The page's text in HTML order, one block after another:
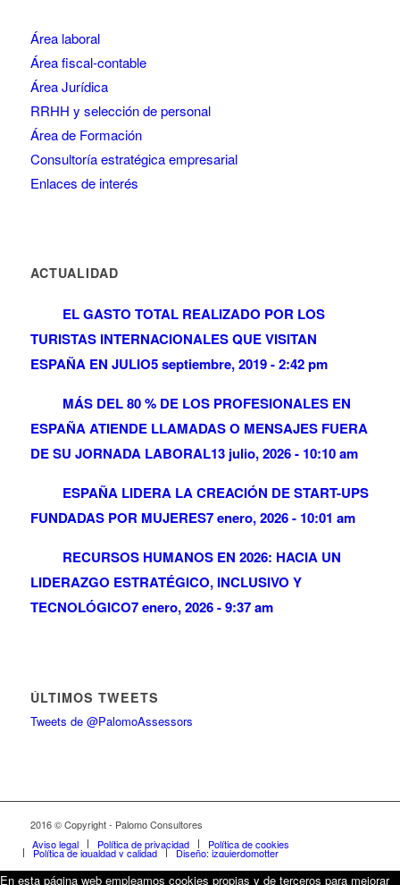
Área laboral
Área fiscal-contable
Área Jurídica
RRHH y selección de personal
Área de Formación
Consultoría estratégica empresarial
Enlaces de interés
ACTUALIDAD
EL GASTO TOTAL REALIZADO POR LOS
TURISTAS INTERNACIONALES QUE VISITAN
ESPAÑA EN JULIO5 septiembre, 2019 - 2:42 pm
MÁS DEL 80 % DE LOS PROFESIONALES EN
ESPAÑA ATIENDE LLAMADAS O MENSAJES FUERA
DE SU JORNADA LABORAL13 julio, 2026 - 10:10 am
ESPAÑA LIDERA LA CREACIÓN DE START-UPS
FUNDADAS POR MUJERES7 enero, 2026 - 10:01 am
RECURSOS HUMANOS EN 2026: HACIA UN
LIDERAZGO ESTRATÉGICO, INCLUSIVO Y
TECNOLÓGICO7 enero, 2026 - 9:37 am
ÚLTIMOS TWEETS
Tweets de @PalomoAssessors
2016 © Copyright - Palomo Consultores
Aviso legal
Política de privacidad Política de cookies
Política de igualdad y calidad Diseño: izquierdomotter
En esta página web empleamos cookies propias y de terceros para mejorar